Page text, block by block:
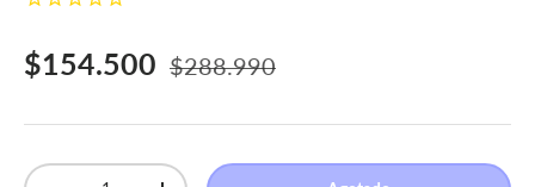
Precio de venta
$154.500 Precio normal
$288.990
Cant.